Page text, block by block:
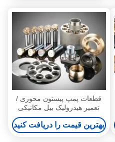
قطعات پمپ پیستون محوری /
تعمیر هیدرولیک بیل مکانیکی
هیدرولیک erpillar
بهترین قیمت را دریافت کنید